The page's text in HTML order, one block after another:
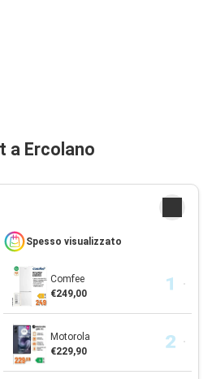
a Ercolano
Spesso visualizzato
Comfee
€249,00
Motorola
€229,90